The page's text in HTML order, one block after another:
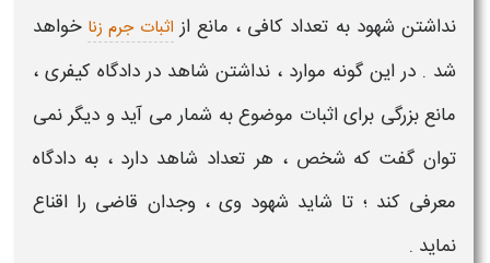
نداشتن شهود به تعداد کافی ، مانع از اثبات جرم زنا خواهد
شد . در این گونه موارد ، نداشتن شاهد در دادگاه کیفری ،
مانع بزرگی برای اثبات موضوع به شمار می آید و دیگر نمی
توان گفت که شخص ، هر تعداد شاهد دارد ، به دادگاه
معرفی کند ؛ تا شاید شهودوی ، وجدان قاضی را اقناع
نماید .